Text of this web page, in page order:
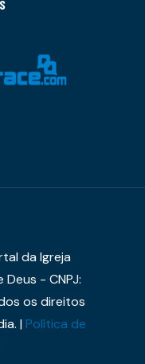
da Igreja
- CNPJ:
os direitos
|Política de